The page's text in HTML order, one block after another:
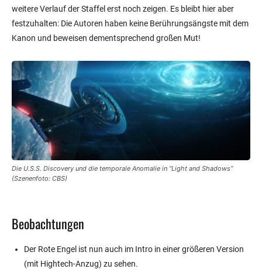
weitere Verlauf der Staffel erst noch zeigen. Es bleibt hier aber
festzuhalten: Die Autoren haben keine Berührungsängste mit dem
Kanon und beweisen dementsprechend großen Mut!
Die U.S.S. Discovery und die temporale Anomalie in “Light and Shadows”
(Szenenfoto: CBS)
Beobachtungen
Der Rote Engel ist nun auch im Intro in einer größeren Version
(mit Hightech-Anzug) zu sehen.